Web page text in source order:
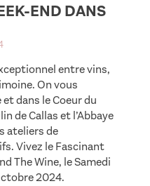
END DANS
entre vins,
On vous
dans le Coeur du
de Callas et l’Abbaye
ateliers de
Vivez le Fascinant
The Wine, le Samedi
2024.